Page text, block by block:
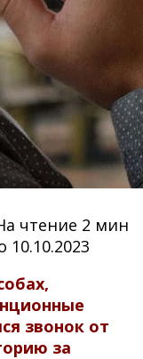
чтение 2 мин
10.10.2023
звонок от
за